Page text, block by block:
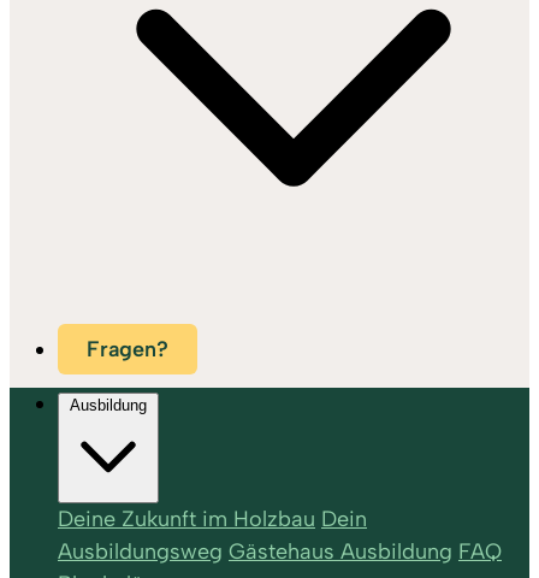
Fragen?
Ausbildung
Deine Zukunft im Holzbau Dein
Ausbildungsweg Gästehaus Ausbildung FAQ